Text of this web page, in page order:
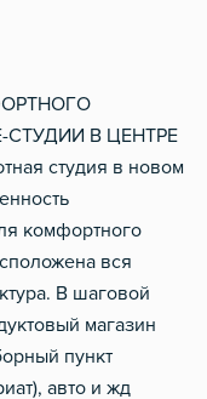
В ЦЕНТРЕ
студия в новом
комфортного
вся
В шаговой
магазин
пункт
авто и жд